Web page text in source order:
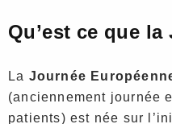
Qu’est ce que la
La Journée
(anciennement journée
patients) est née sur